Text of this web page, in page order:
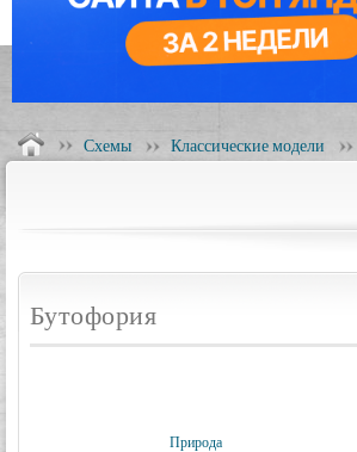
Схемы Классические модели
Бутофория
Природа